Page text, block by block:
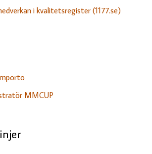
i kvalitetsregister (1177.se)
MMCUP